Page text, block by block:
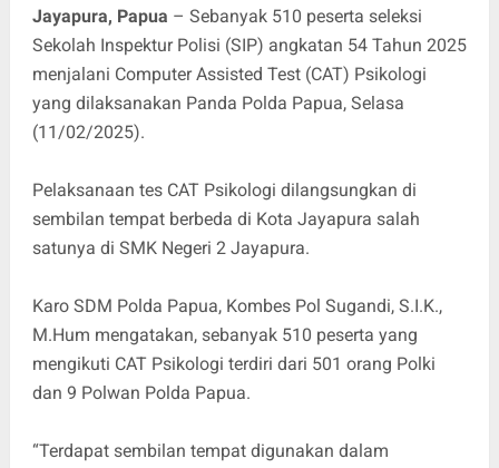
Jayapura, Papua – Sebanyak 510 peserta seleksi
Sekolah Inspektur Polisi (SIP) angkatan 54 Tahun 2025
menjalani Computer Assisted Test (CAT) Psikologi
yang dilaksanakan Panda Polda Papua, Selasa
(11/02/2025).
Pelaksanaan tes CAT Psikologi dilangsungkan di
sembilan tempat berbeda di Kota Jayapura salah
satunya di SMK Negeri 2 Jayapura.
Karo SDM Polda Papua, Kombes Pol Sugandi, S.I.K.,
M.Hum mengatakan, sebanyak 510 peserta yang
mengikuti CAT Psikologi terdiri dari 501 orang Polki
dan 9 Polwan Polda Papua.
“Terdapat sembilan tempat digunakan dalam